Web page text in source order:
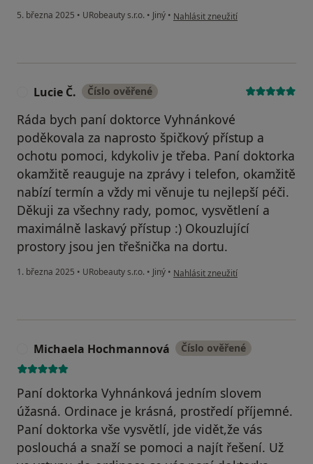
5. března 2025 • URobeauty s.r.o. • Jiný • podle názoru uživatele Tomáš
Nahlásit zneužití
Lucie Č. Číslo ověřené
Ráda bych paní doktorce Vyhnánkové
poděkovala za naprosto špičkový přístup a
ochotu pomoci, kdykoliv je třeba. Paní doktorka
okamžitě reauguje na zprávy i telefon, okamžitě
nabízí termín a vždy mi věnuje tu nejlepší péči.
Děkuji za všechny rady, pomoc, vysvětlení a
maximálně laskavý přístup :) Okouzlující
prostory jsou jen třešnička na dortu.
1. března 2025 • URobeauty s.r.o. • Jiný • podle názoru uživatele Lucie Č.
Nahlásit zneužití
Michaela Hochmannová Číslo ověřené
Paní doktorka Vyhnánková jedním slovem
úžasná. Ordinace je krásná, prostředí příjemné.
Paní doktorka vše vysvětlí, jde vidět,že vás
poslouchá a snaží se pomoci a najít řešení. Už